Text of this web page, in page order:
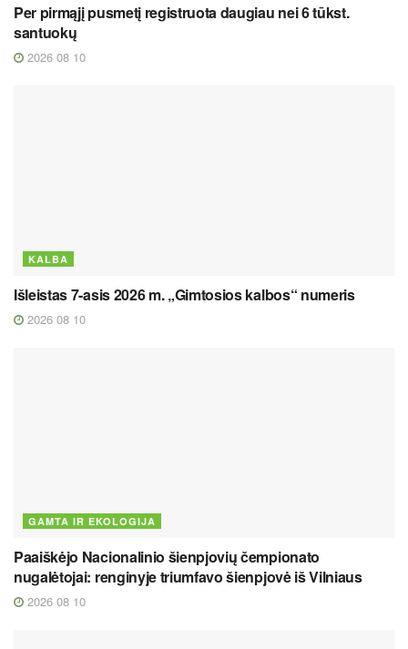
Per pirmąjį pusmetį registruota daugiau nei 6 tūkst.
santuokų
2026 08 10
KALBA
Išleistas 7-asis 2026 m. „Gimtosios kalbos“ numeris
2026 08 10
GAMTA IR EKOLOGIJA
Paaiškėjo Nacionalinio šienpjovių čempionato
nugalėtojai: renginyje triumfavo šienpjovė iš Vilniaus
2026 08 10